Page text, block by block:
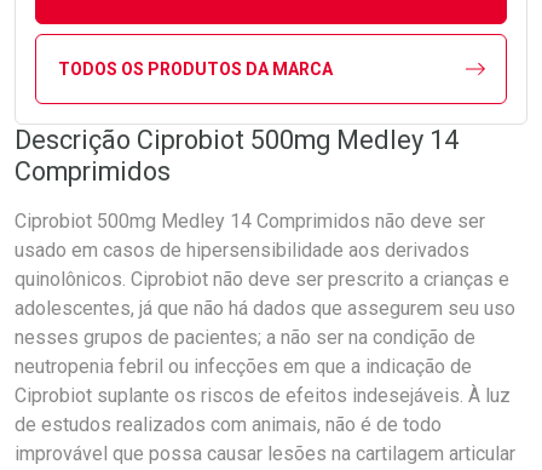
TODOS OS PRODUTOS DA MARCA
Descrição Ciprobiot 500mg Medley 14
Comprimidos
Ciprobiot 500mg Medley 14 Comprimidos não deve ser
usado em casos de hipersensibilidade aos derivados
quinolônicos. Ciprobiot não deve ser prescrito a crianças e
adolescentes, já que não há dados que assegurem seu uso
nesses grupos de pacientes; a não ser na condição de
neutropenia febril ou infecções em que a indicação de
Ciprobiot suplante os riscos de efeitos indesejáveis. À luz
de estudos realizados com animais, não é de todo
improvável que possa causar lesões na cartilagem articular